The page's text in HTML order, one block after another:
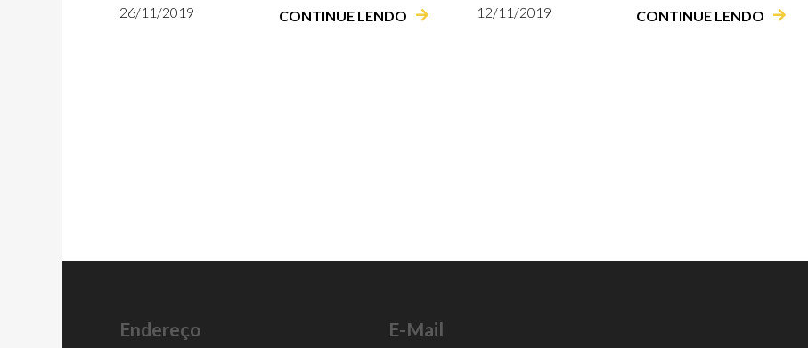
26/11/2019 CONTINUE LENDO 12/11/2019 CONTINUE LENDO
Endereço E-Mail